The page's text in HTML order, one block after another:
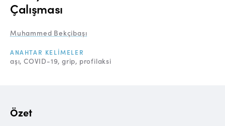
Editoryal Süreç
Danışmanlık Süreci
Yazarlara Bilgi
Telif Hakları
Çalışması
Muhammed Bekçibaşı
ANAHTAR KELIMELER
aşı COVID-19 grip profilaksi
Özet